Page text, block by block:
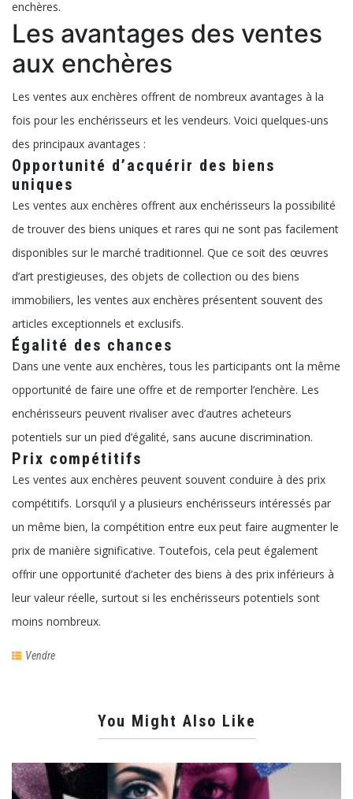
enchères.
Les avantages des ventes
aux enchères
Les ventes aux enchères offrent de nombreux avantages à la
fois pour les enchérisseurs et les vendeurs. Voici quelques-uns
des principaux avantages :
Opportunité d’acquérir des biens
uniques
Les ventes aux enchères offrent aux enchérisseurs la possibilité
de trouver des biens uniques et rares qui ne sont pas facilement
disponibles sur le marché traditionnel. Que ce soit des œuvres
d’art prestigieuses, des objets de collection ou des biens
immobiliers, les ventes aux enchères présentent souvent des
articles exceptionnels et exclusifs.
Égalité des chances
Dans une vente aux enchères, tous les participants ont la même
opportunité de faire une offre et de remporter l’enchère. Les
enchérisseurs peuvent rivaliser avec d’autres acheteurs
potentiels sur un pied d’égalité, sans aucune discrimination.
Prix compétitifs
Les ventes aux enchères peuvent souvent conduire à des prix
compétitifs. Lorsqu’il y a plusieurs enchérisseurs intéressés par
un même bien, la compétition entre eux peut faire augmenter le
prix de manière significative. Toutefois, cela peut également
offrir une opportunité d’acheter des biens à des prix inférieurs à
leur valeur réelle, surtout si les enchérisseurs potentiels sont
moins nombreux.
Vendre
You Might Also Like